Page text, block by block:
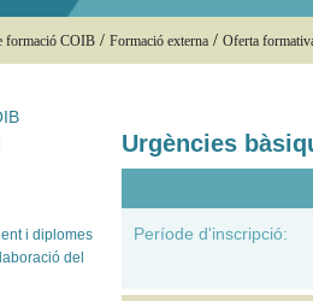
formació COIB / Formació externa / Oferta
i diplomes
del
Urgències
Període d'inscripció: